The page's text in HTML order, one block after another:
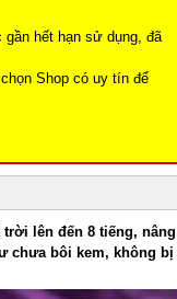
gần hết hạn sử dụng, đã
Shop có uy tín để
lên đến 8 tiếng, nâng
chưa bôi kem, không bị